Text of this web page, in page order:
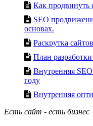
Как продвинуть
SEO
основах.
Раскрутка
План
Внутренняя
году
Внутренняя
Есть сайт - есть бизнес